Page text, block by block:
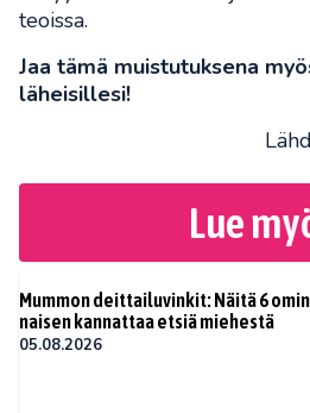
teoissa.
Jaa tämä muistutuksena
läheisillesi!
Lue
Mummon deittailuvinkit: Näitä 6
naisen kannattaa etsiä miehestä
05.08.2026